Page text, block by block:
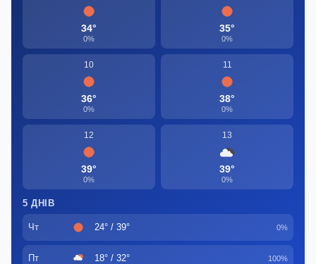
34°
0%
35°
0%
10
36°
0%
11
38°
0%
12
39°
0%
13
39°
0%
5 ДНІВ
Чт 24° / 39° 0%
Пт 18° / 32° 100%